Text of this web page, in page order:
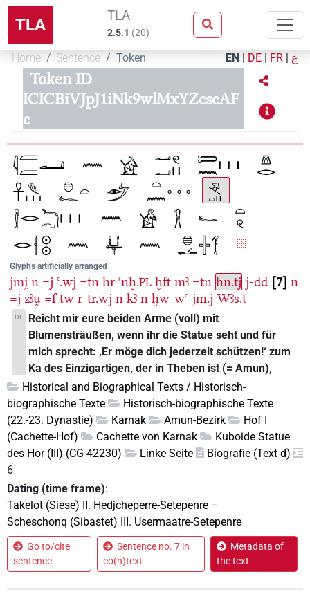
TLA TLA
2.5.1 (20)
Home Sentence Token EN | DE | FR | ع
Token ID
ICICBiVJpJ1iNk9wlMxYZcscAF
c
Glyphs artificially arranged
jmi̯ n =j ꜥ.wj =ṯn ẖr ꜥnḫ.PL ḫft mꜣ =tn ẖn.tj j-ḏd 7 n
=j zꜣu̯ =f tw r-tr.wj n kꜣ n ḫw-wꜥ-jm.j-Wꜣs.t
DE
Reicht mir eure beiden Arme (voll) mit
Blumensträußen, wenn ihr die Statue seht und für
mich sprecht: ‚Er möge dich jederzeit schützen!‘ zum
Ka des Einzigartigen, der in Theben ist (= Amun),
Historical and Biographical Texts / Historisch-
biographische Texte
Historisch-biographische Texte
(22.-23. Dynastie)
Karnak Amun-Bezirk
Hof I
(Cachette-Hof)
Cachette von Karnak
Kuboide Statue
des Hor (III) (CG 42230)
Linke Seite
Biografie (Text d)
6
Dating (time frame):
Takelot (Siese) II. Hedjcheperre-Setepenre –
Scheschonq (Sibastet) III. Usermaatre-Setepenre
Go to/cite
sentence
Sentence no. 7 in
co(n)text
Metadata of
the text